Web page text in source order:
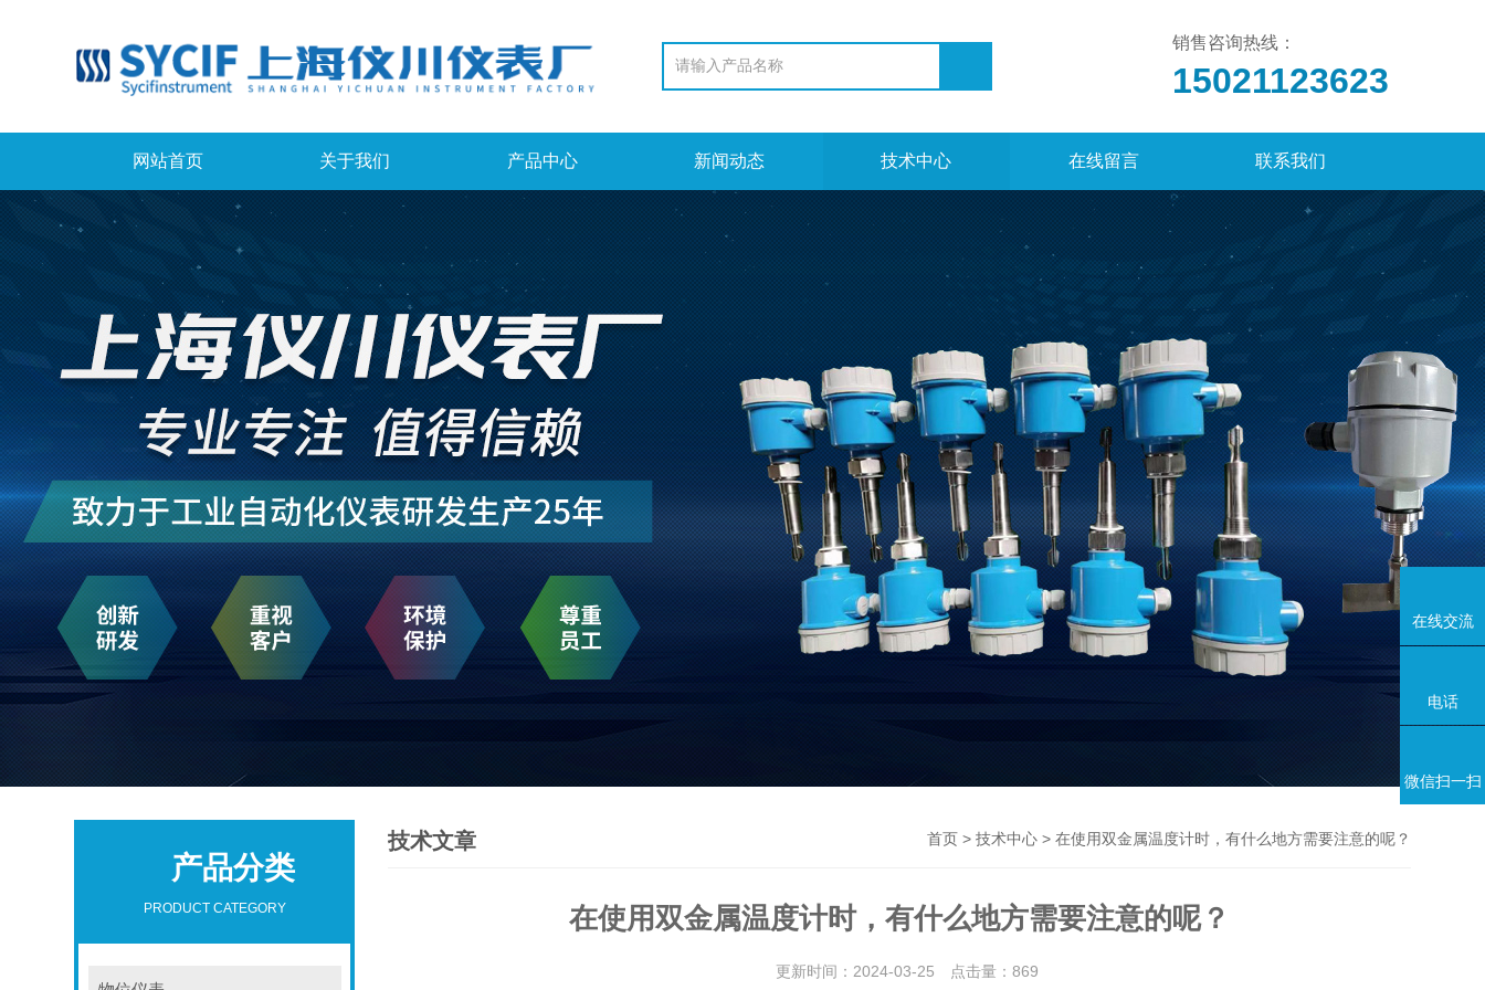
销售咨询热线：
15021123623
网站首页 关于我们 产品中心 新闻动态 技术中心 在线留言 联系我们
产品分类
PRODUCT CATEGORY
技术文章 首页> 技术中心> 在使用双金属温度计时，有什么地方需要注意的呢？
在使用双金属温度计时，有什么地方需要注意的呢？
更新时间：2024-03-25 点击量：869
在线交流
电话
微信扫一扫